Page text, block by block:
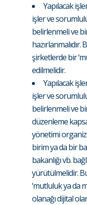
Yapılacak
işler ve
belirlenmeli ve
şirketlerde bir
edilmelidir.
Yapılacak
işler ve
belirlenmeli ve
düzenleme
yönetimi
birim ya da bir
bakanlığı vb.
yürütülmelidir.
‘mutluluk ya da
olanağı dijital